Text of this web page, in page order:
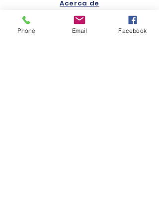
Acerca de
Aspirantes
Phone Email Facebook